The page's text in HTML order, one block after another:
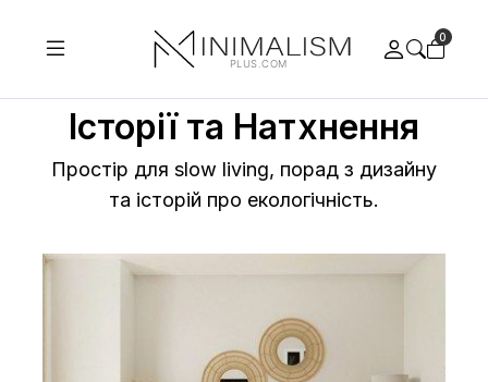
0
Історії та Натхнення
Простір для slow living, порад з дизайну
та історій про екологічність.